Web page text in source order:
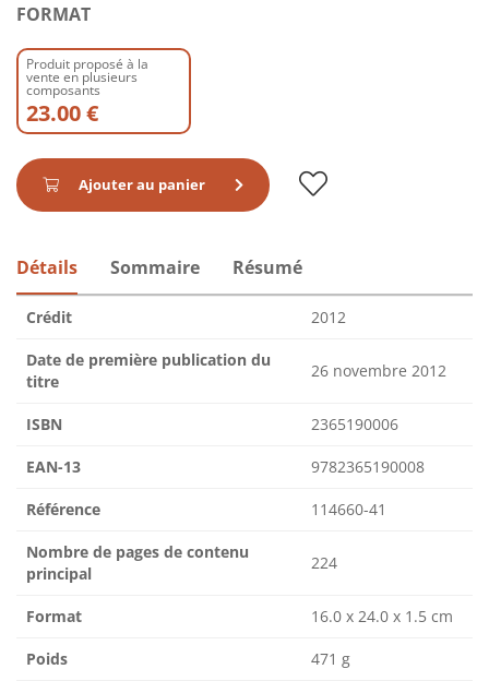
FORMAT
Produit proposé à la
vente en plusieurs
composants
23.00 €
Ajouter au panier
Détails Sommaire Résumé
Crédit 2012
Date de première publication du
titre
26 novembre 2012
ISBN 2365190006
EAN-13 9782365190008
Référence 114660-41
Nombre de pages de contenu
principal
224
Format 16.0 x 24.0 x 1.5 cm
Poids 471 g